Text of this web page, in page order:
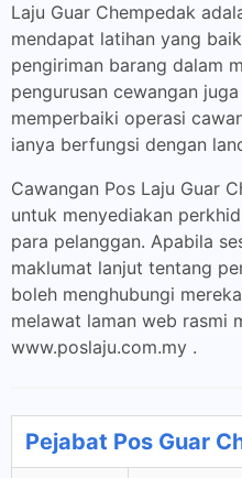
Laju Guar Chempedak
mendapat latihan yang
pengiriman barang dalam
pengurusan cewangan
memperbaiki operasi
ianya berfungsi dengan
Cawangan Pos Laju Guar
untuk menyediakan
para pelanggan. Apabila
maklumat lanjut tentang
boleh menghubungi
melawat laman web rasmi
www.poslaju.com.my .
Pejabat Pos Guar